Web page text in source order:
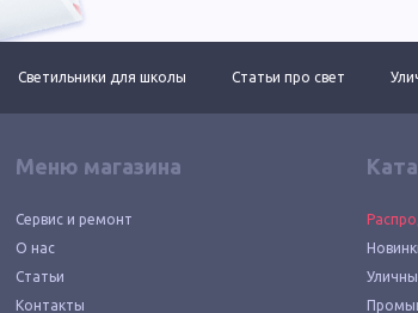
Светильники для школы Статьи про свет
Меню магазина
Сервис и ремонт
О нас
Статьи
Контакты